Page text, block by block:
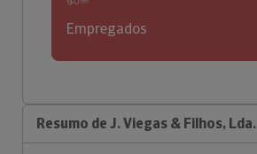
Empregados
Resumo de J. Viegas & Filhos, Lda.